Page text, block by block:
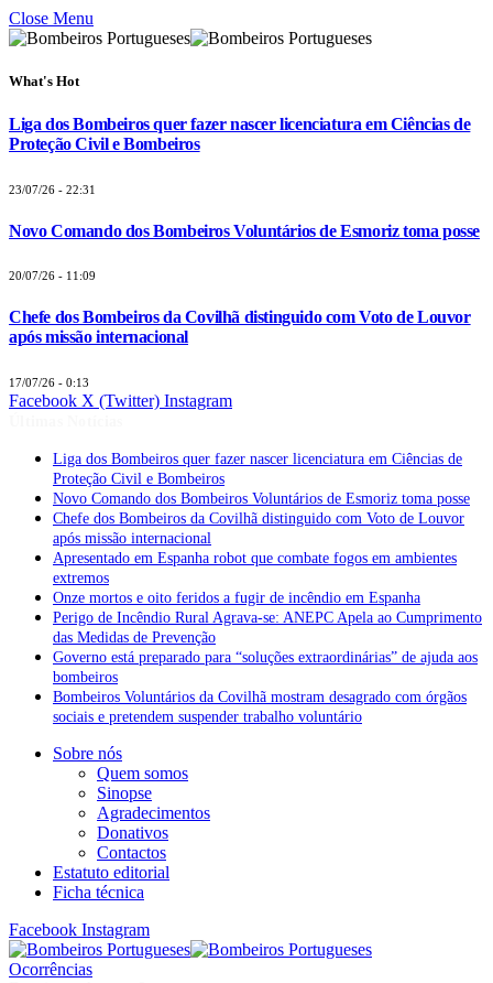
Close Menu
What's Hot
Liga dos Bombeiros quer fazer nascer licenciatura em Ciências de
Proteção Civil e Bombeiros
23/07/26 - 22:31
Novo Comando dos Bombeiros Voluntários de Esmoriz toma posse
20/07/26 - 11:09
Chefe dos Bombeiros da Covilhã distinguido com Voto de Louvor
após missão internacional
17/07/26 - 0:13
Facebook X (Twitter) Instagram
Liga dos Bombeiros quer fazer nascer licenciatura em Ciências de
Proteção Civil e Bombeiros
Novo Comando dos Bombeiros Voluntários de Esmoriz toma posse
Chefe dos Bombeiros da Covilhã distinguido com Voto de Louvor
após missão internacional
Apresentado em Espanha robot que combate fogos em ambientes
extremos
Onze mortos e oito feridos a fugir de incêndio em Espanha
Perigo de Incêndio Rural Agrava-se: ANEPC Apela ao Cumprimento
das Medidas de Prevenção
Governo está preparado para “soluções extraordinárias” de ajuda aos
bombeiros
Bombeiros Voluntários da Covilhã mostram desagrado com órgãos
sociais e pretendem suspender trabalho voluntário
Sobre nós
Quem somos
Sinopse
Agradecimentos
Donativos
Contactos
Estatuto editorial
Ficha técnica
Facebook Instagram
Ocorrências